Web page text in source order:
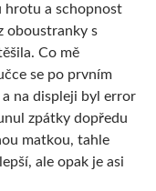
hrotu a schopnost
oboustranky s
Co mě
se po prvním
na displeji byl error
zpátky dopředu
matkou, tahle
ale opak je asi